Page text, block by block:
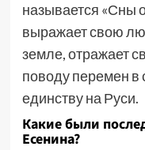
называется «Сны
выражает свою
земле, отражает
поводу перемен в
единству на Руси.
Какие были
Есенина?